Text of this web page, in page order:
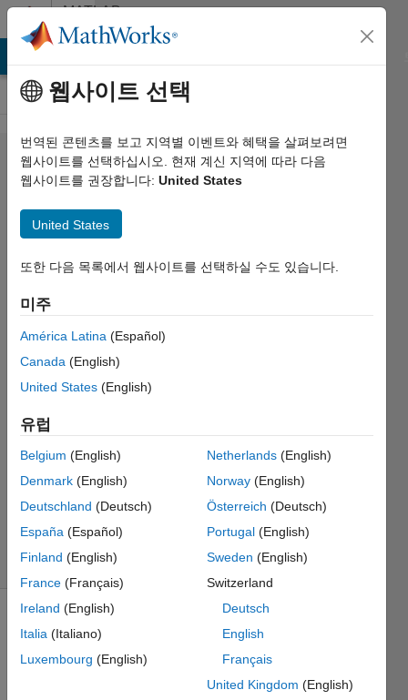
콘텐츠로 바로 가기
MATLAB
Answers
Boolean
style
switch-
case
statements
D.
Plotnick
2018 4월
1 답변
답변
채택됨
업데이트
시간: 2018
조회 수:
26 (30일)
웹사이트 선택
번역된 콘텐츠를 보고 지역별 이벤트와 혜택을 살펴보려면
웹사이트를 선택하십시오. 현재 계신 지역에 따라 다음
웹사이트를 권장합니다: United States
United States
또한 다음 목록에서 웹사이트를 선택하실 수도 있습니다.
미주
América Latina (Español)
Canada (English)
United States (English)
유럽
Belgium (English)
Denmark (English)
Deutschland (Deutsch)
España (Español)
Finland (English)
France (Français)
Ireland (English)
Italia (Italiano)
Luxembourg (English)
Netherlands(English)
Norway(English)
Österreich (Deutsch)
Portugal(English)
Sweden (English)
Switzerland
Deutsch
English
Français
United Kingdom (English)